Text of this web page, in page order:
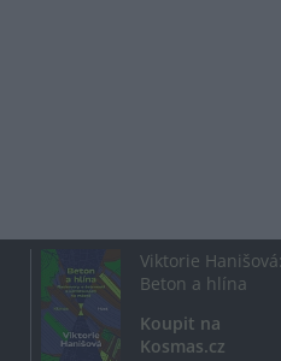
Viktorie
Beton a hlína
Koupit na
Kosmas.cz